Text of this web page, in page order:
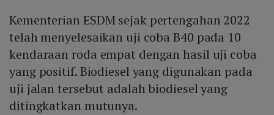
Kementerian ESDM sejak pertengahan 2022
telah menyelesaikan uji coba B40 pada 10
kendaraan roda empat dengan hasil uji coba
yang positif. Biodiesel yang digunakan pada
uji jalan tersebut adalah biodiesel yang
ditingkatkan mutunya.